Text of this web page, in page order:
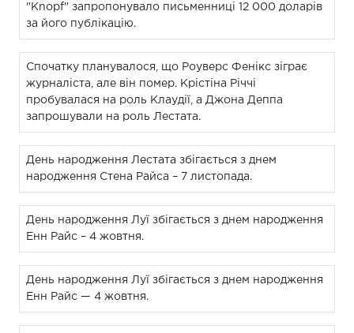
"Knopf" запропонувало письменниці 12 000 доларів
за його публікацію.
Спочатку планувалося, що Роуверс Фенікс зіграє
журналіста, але він помер. Крістіна Річчі
пробувалася на роль Клаудії, а Джона Деппа
запрошували на роль Лестата.
День народження Лестата збігається з днем
народження Стена Райса – 7 листопада.
День народження Луї збігається з днем народження
Енн Райс – 4 жовтня.
День народження Луї збігається з днем народження
Енн Райс — 4 жовтня.